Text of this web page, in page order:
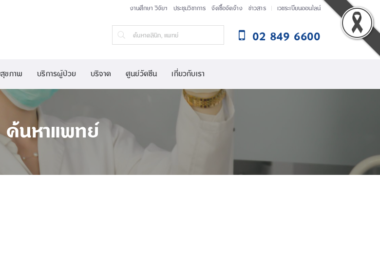
งานศึกษา วิจัยฯ ประชุมวิชาการ จัดซื้อจัดจ้าง ข่าวสาร เวชระเบียนออนไลน์
02 849 6600
ขภาพ บริการผู้ป่วย บริจาค ศูนย์วัคซีน เกี่ยวกับเรา
ค้นหาแพทย์